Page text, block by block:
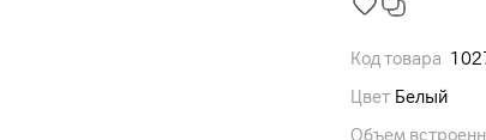
Код товара
Цвет Белый
Объем